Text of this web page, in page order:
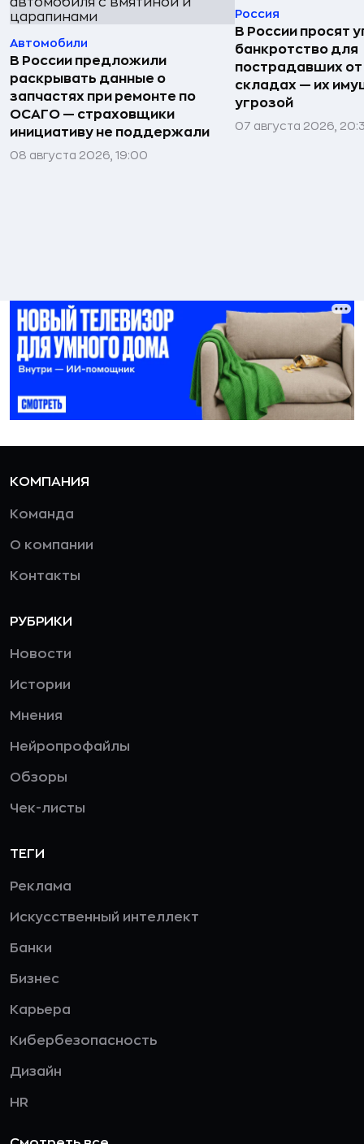
Автомобили
В России предложили
раскрывать данные о
запчастях при ремонте по
ОСАГО — страховщики
инициативу не поддержали
08 августа 2026, 19:00
Россия
В России просят
банкротство для
пострадавших
складах — их
угрозой
07 августа 2026,
КОМПАНИЯ
Команда
О компании
Контакты
РУБРИКИ
Новости
Истории
Мнения
Нейропрофайлы
Обзоры
Чек-листы
ТЕГИ
Реклама
Искусственный интеллект
Банки
Бизнес
Карьера
Кибербезопасность
Дизайн
HR